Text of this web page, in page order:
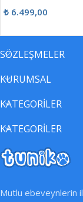
₺ 6.499,00
SÖZLEŞMELER
KURUMSAL
KATEGORİLER
KATEGORİLER
Mutlu ebeveynlerin